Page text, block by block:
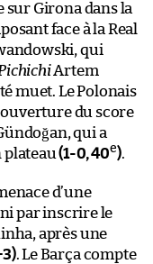
sur Girona dans la
face à la Real
qui
Artem
muet. Le Polonais
du score
qui a
plateau(1-0, 40e).
d’une
par inscrire le
après une
. Le Barça compte